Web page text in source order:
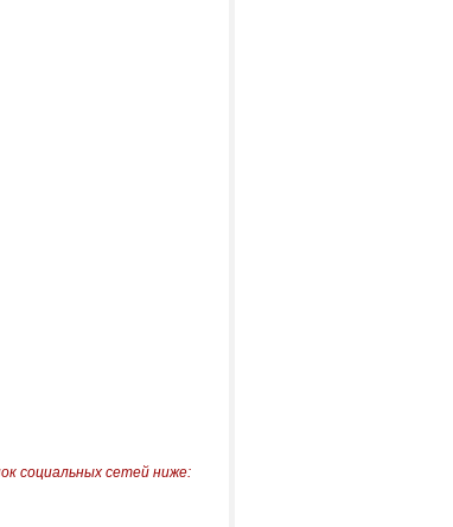
социальных сетей ниже: